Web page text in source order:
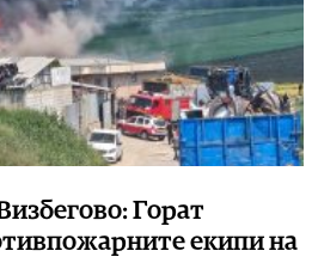
Горат
екипи на